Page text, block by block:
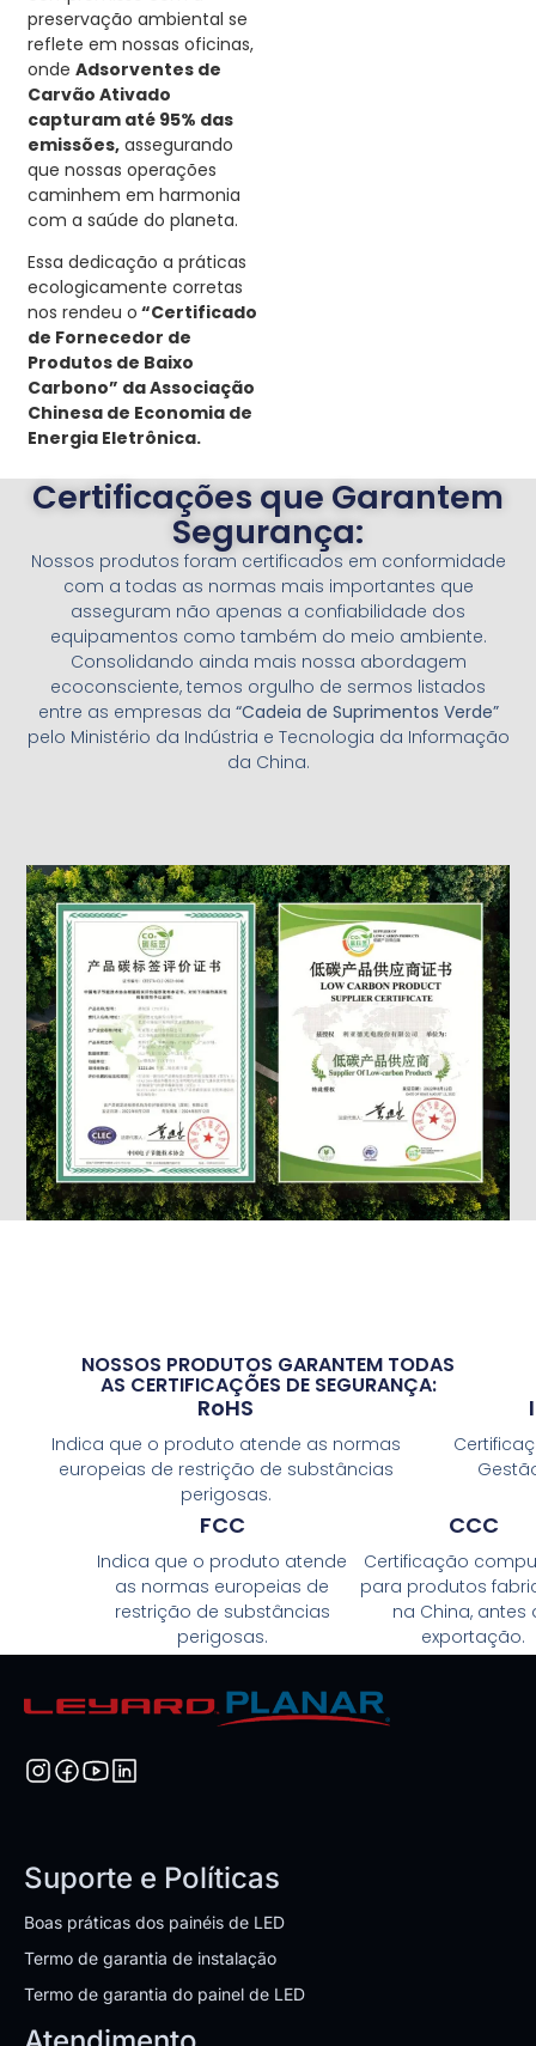
preservação ambiental se
reflete em nossas oficinas,
ondeAdsorventes de
Carvão Ativado
capturam até 95% das
emissões, assegurando
que nossas operações
caminhem em harmonia
com a saúde do planeta.
Essa dedicação a práticas
ecologicamente corretas
nos rendeu o “Certificado
de Fornecedor de
Produtos de Baixo
Carbono” da Associação
Chinesa de Economia de
Energia Eletrônica.
Certificações que Garantem
Segurança:
Nossos produtos foram certificados em conformidade
com a todas as normas mais importantes que
asseguram não apenas a confiabilidade dos
equipamentos como também do meio ambiente.
Consolidando ainda mais nossa abordagem
ecoconsciente, temos orgulho de sermos listados
entre as empresas da “Cadeia de Suprimentos Verde”
pelo Ministério da Indústria e Tecnologia da Informação
da China.
NOSSOS PRODUTOS GARANTEM TODAS
AS CERTIFICAÇÕES DE SEGURANÇA:
RoHS
Indica que o produto atende as normas
europeias de restrição de substâncias
perigosas.
FCC
Indica que o produto atende
as normas europeias de
restrição de substâncias
perigosas.
CCC
Certificação
para produtos
na China, antes
exportação.
Suporte e Políticas
Boas práticas dos painéis de LED
Termo de garantia de instalação
Termo de garantia do painel de LED